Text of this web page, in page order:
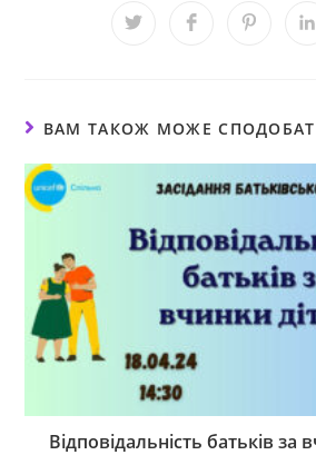
ВАМ ТАКОЖ МОЖЕ
Відповідальність батьків за